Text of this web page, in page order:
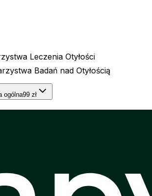
Leczenia Otyłości
Badań nad Otyłością
ogólna99 zł